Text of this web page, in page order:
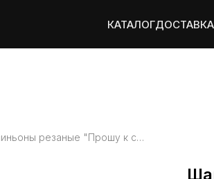
КАТАЛОГ
Шампиньоны резаные "Прошу к столу!" консервированные, стерилиз., ж/б, 3100мл